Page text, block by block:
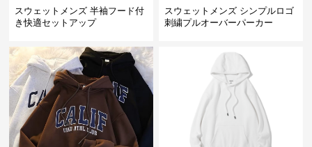
スウェットメンズ 半袖フード付
き快適セットアップ
スウェットメンズ シンプルロゴ
刺繍プルオーバーパーカー